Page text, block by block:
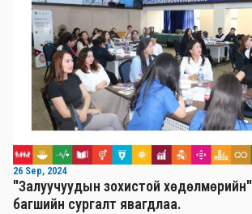
26 Sep, 2024
"Залуучуудын зохистой хөдөлмөрийн"
багшийн сургалт явагдлаа.